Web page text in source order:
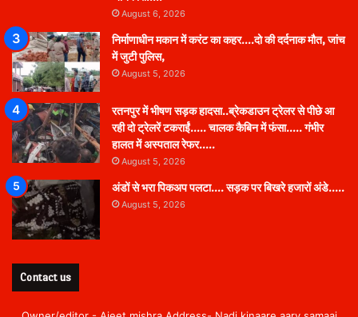
August 6, 2026
निर्माणाधीन मकान में करंट का कहर….दो की दर्दनाक मौत, जांच
में जुटी पुलिस,
August 5, 2026
रतनपुर में भीषण सड़क हादसा..ब्रेकडाउन ट्रेलर से पीछे आ
रही दो ट्रेलरें टकराईं….. चालक कैबिन में फंसा….. गंभीर
हालत में अस्पताल रेफर…..
August 5, 2026
अंडों से भरा पिकअप पलटा…. सड़क पर बिखरे हजारों अंडे…..
August 5, 2026
Contact us